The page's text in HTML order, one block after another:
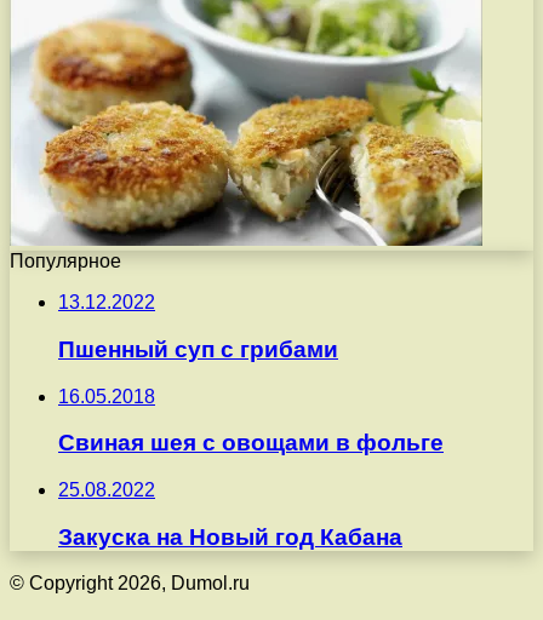
Популярное
13.12.2022
Пшенный суп с грибами
16.05.2018
Свиная шея с овощами в фольге
25.08.2022
Закуска на Новый год Кабана
© Copyright 2026, Dumol.ru